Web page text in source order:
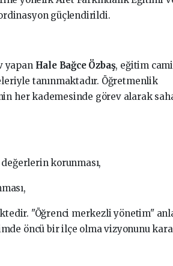
güçlendirildi.
yapan Hale Bağce Özbaş, eğitim
tanınmaktadır. Öğretmenlik
her kademesinde görev alarak
korunması,
"Öğrenci merkezli yönetim"
öncü bir ilçe olma vizyonunu